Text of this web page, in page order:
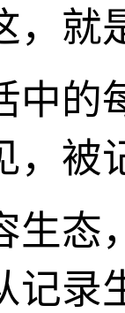
，就
中的
，被
生态
记录